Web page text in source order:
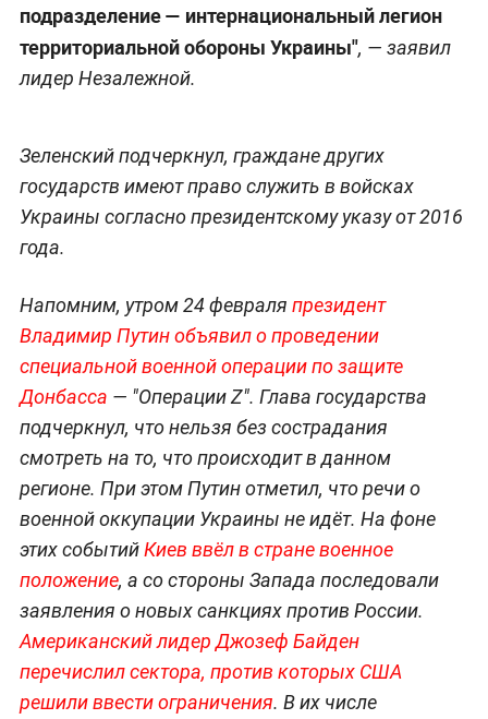
подразделение — интернациональный легион
территориальной обороны Украины", — заявил
лидер Незалежной.
Зеленский подчеркнул, граждане других
государств имеют право служить в войсках
Украины согласно президентскому указу от 2016
года.
Напомним, утром 24 февраля президент
Владимир Путин объявил о проведении
специальной военной операции по защите
Донбасса — "Операции Z". Глава государства
подчеркнул, что нельзя без сострадания
смотреть на то, что происходит в данном
регионе. При этом Путин отметил, что речи о
военной оккупации Украины не идёт. На фоне
этих событийКиев ввёл в стране военное
положение, а со стороны Запада последовали
заявления о новых санкциях против России.
Американский лидер Джозеф Байден
перечислил сектора, против которых США
решили ввести ограничения. В их числе